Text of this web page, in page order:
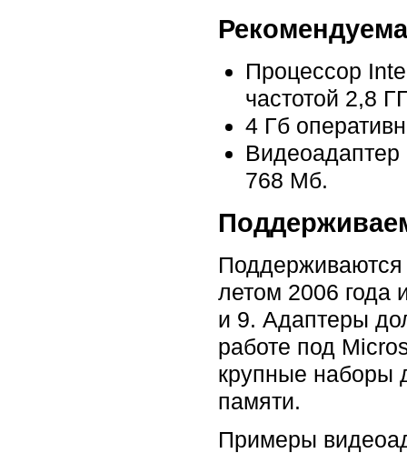
Процессор
частотой 2,8
4 Гб
768 Мб.
летом 2006 года
и 9. Адаптеры
работе под
крупные наборы
памяти.
Примеры